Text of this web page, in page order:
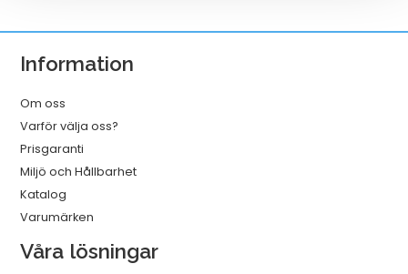
mängd
Information
Om oss
Varför välja oss?
Prisgaranti
Miljö och Hållbarhet
Katalog
Varumärken
Våra lösningar